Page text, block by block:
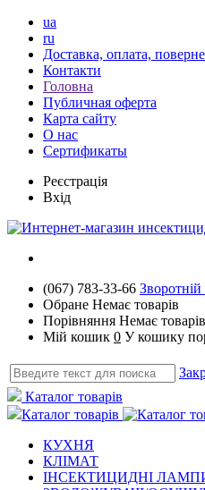
ua
ru
Доставка, оплата,
Контакти
Головна
Публичная оферта
Карта сайту
О нас
Сертификаты
Реєстрація
Вхід
(067) 783-33-66 Зворотній
Обране Немає товарів
Порівняння Немає товарів
Мій кошик 0 У кошику
Каталог товарів
Каталог товарів
КУХНЯ
КЛІМАТ
ІНСЕКТИЦИДНІ